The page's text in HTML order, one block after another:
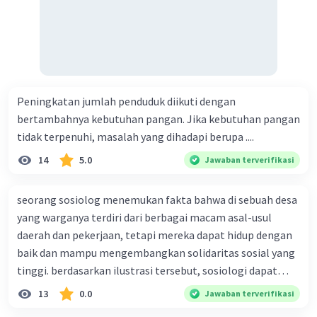
Ampat di Papua, Upacara Adat 'Nyalin', Rumah
adat Tongkonan Sulawesi Selatan, dan
Upacara Adat Masyarakat Papua.
Beri Rating Balas
Peningkatan jumlah penduduk diikuti dengan
bertambahnya kebutuhan pangan. Jika kebutuhan pangan
tidak terpenuhi, masalah yang dihadapi berupa ....
14 5.0 Jawaban terverifikasi
seorang sosiolog menemukan fakta bahwa di sebuah desa
yang warganya terdiri dari berbagai macam asal-usul
daerah dan pekerjaan, tetapi mereka dapat hidup dengan
baik dan mampu mengembangkan solidaritas sosial yang
tinggi. berdasarkan ilustrasi tersebut, sosiologi dapat
berfungsi sebagai ilmu yang ....
13 0.0 Jawaban terverifikasi